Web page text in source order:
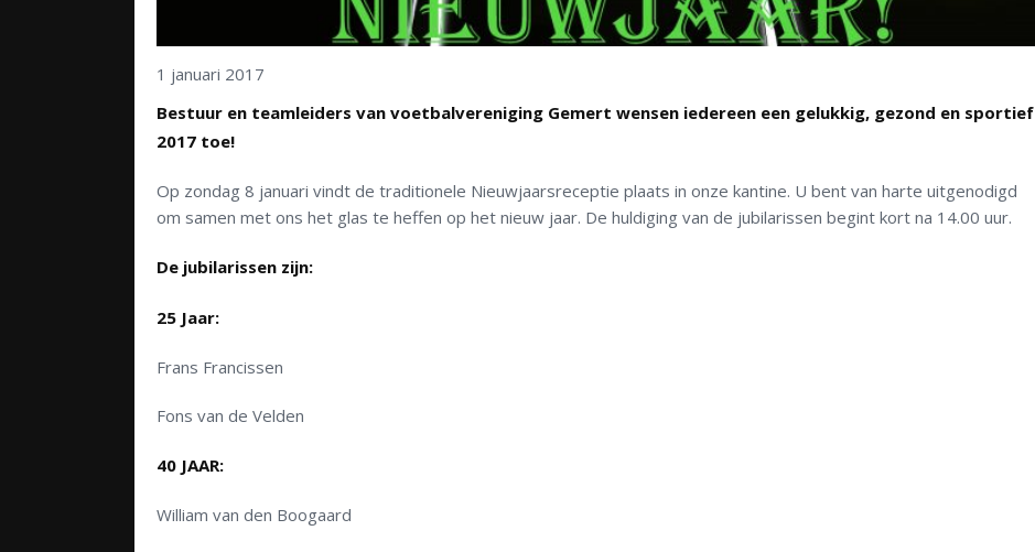
1 januari 2017
Bestuur en teamleiders van voetbalvereniging Gemert wensen iedereen een gelukkig, gezond en sportief
2017 toe!
Op zondag 8 januari vindt de traditionele Nieuwjaarsreceptie plaats in onze kantine. U bent van harte uitgenodigd
om samen met ons het glas te heffen op het nieuw jaar. De huldiging van de jubilarissen begint kort na 14.00 uur.
De jubilarissen zijn:
25 Jaar:
Frans Francissen
Fons van de Velden
40 JAAR:
William van den Boogaard